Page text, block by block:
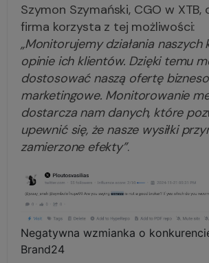
Szymon Szymański, CGO w XTB,
firma korzysta z tej możliwości:
„Monitorujemy działania
opinie ich klientów. Dzięki temu
dostosować naszą ofertę
marketingowe. Monitorowanie
dostarcza nam danych, które
upewnić się, że nasze wysiłki
zamierzone efekty”.
Negatywna wzmianka o
Brand24